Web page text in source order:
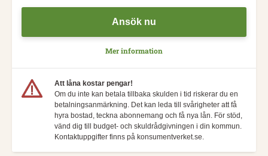
Ansök nu
Mer information
Att låna kostar pengar!
Om du inte kan betala tillbaka skulden i tid riskerar du en
betalningsanmärkning. Det kan leda till svårigheter att få
hyra bostad, teckna abonnemang och få nya lån. För stöd,
vänd dig till budget- och skuldrådgivningen i din kommun.
Kontaktuppgifter finns på konsumentverket.se.